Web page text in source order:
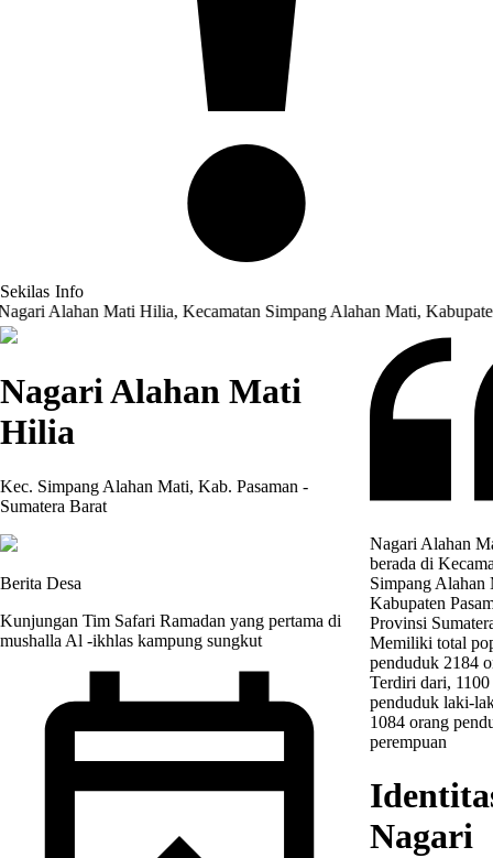
Sekilas Info
Mati Hilia, Kecamatan Simpang Alahan Mati, Kabupaten
Nagari Alahan Mati
Hilia
Kec. Simpang Alahan Mati, Kab. Pasaman -
Sumatera Barat
Berita Desa
Kunjungan Tim Safari Ramadan yang pertama di
mushalla Al -ikhlas kampung sungkut
Nagari Alahan
berada di
Simpang Alahan
Kabupaten
Provinsi
Memiliki total
penduduk 2184
Terdiri dari, 1100
penduduk laki-
1084 orang
perempuan
Nagari